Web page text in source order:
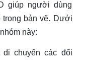
giúp người dùng
trong bản vẽ. Dưới
này:
di chuyển các đối